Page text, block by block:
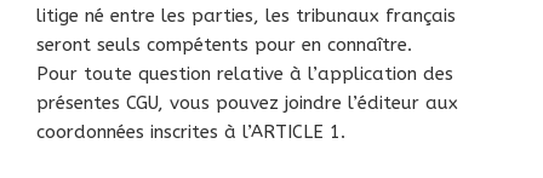
litige né entre les parties, les tribunaux français
seront seuls compétents pour en connaître.
Pour toute question relative à l’application des
présentes CGU, vous pouvez joindre l’éditeur aux
coordonnées inscrites à l’ARTICLE 1.